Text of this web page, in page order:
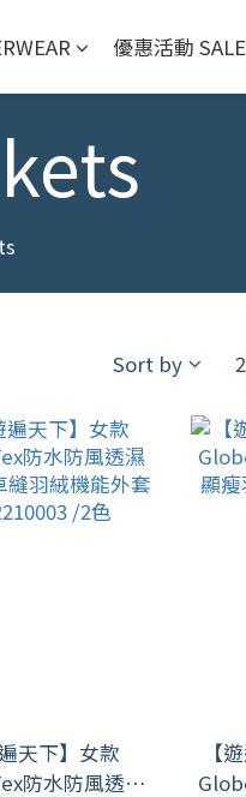
優惠活動 SALE
Sort by
遍天下】女款
防水防風透濕
【